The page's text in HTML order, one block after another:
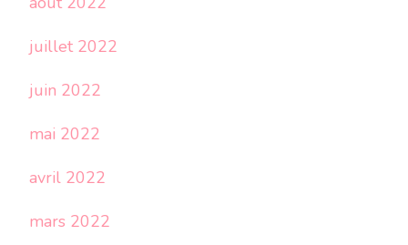
juillet 2022
juin 2022
mai 2022
avril 2022
mars 2022